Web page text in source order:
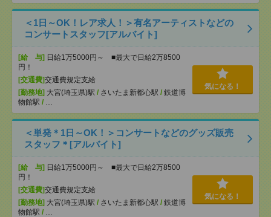
＜1日～OK！レア求人！＞有名アーティストなどの
コンサートスタッフ[アルバイト]
[給 与] 日給1万5000円～ ■最大で日給2万8500
円！
[交通費]交通費規定支給
[勤務地] 大宮(埼玉県)駅 / さいたま新都心駅 / 鉄道博
物館駅 / …
気になる！
＜単発＊1日～OK！＞コンサートなどのグッズ販売
スタッフ＊[アルバイト]
[給 与] 日給1万5000円～ ■最大で日給2万8500
円！
[交通費]交通費規定支給
[勤務地] 大宮(埼玉県)駅 / さいたま新都心駅 / 鉄道博
物館駅 / …
気になる！